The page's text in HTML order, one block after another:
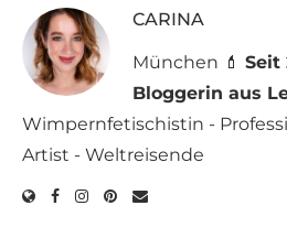
CARINA
München 💄 Seit
Bloggerin aus
Wimpernfetischistin -
Artist - Weltreisende